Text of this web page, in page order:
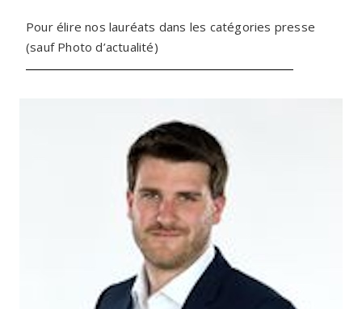
Pour élire nos lauréats dans les catégories presse
(sauf Photo d’actualité)